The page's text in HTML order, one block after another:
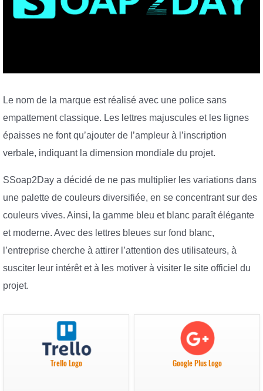
Le nom de la marque est réalisé avec une police sans
empattement classique. Les lettres majuscules et les lignes
épaisses ne font qu’ajouter de l’ampleur à l’inscription
verbale, indiquant la dimension mondiale du projet.
SSoap2Day a décidé de ne pas multiplier les variations dans
une palette de couleurs diversifiée, en se concentrant sur des
couleurs vives. Ainsi, la gamme bleu et blanc paraît élégante
et moderne. Avec des lettres bleues sur fond blanc,
l’entreprise cherche à attirer l’attention des utilisateurs, à
susciter leur intérêt et à les motiver à visiter le site officiel du
projet.
Trello Logo Google Plus Logo